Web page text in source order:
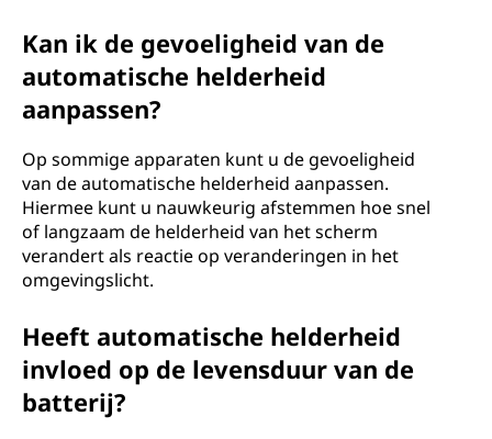
Kan ik de gevoeligheid van de
automatische helderheid
aanpassen?
Op sommige apparaten kunt u de gevoeligheid
van de automatische helderheid aanpassen.
Hiermee kunt u nauwkeurig afstemmen hoe snel
of langzaam de helderheid van het scherm
verandert als reactie op veranderingen in het
omgevingslicht.
Heeft automatische helderheid
invloed op de levensduur van de
batterij?